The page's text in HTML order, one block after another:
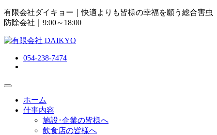
有限会社ダイキョー｜快適よりも皆様の幸福を願う総合害虫
防除会社 ｜9:00～18:00
054-238-7474
ホーム
仕事内容
施設･企業の皆様へ
飲食店の皆様へ